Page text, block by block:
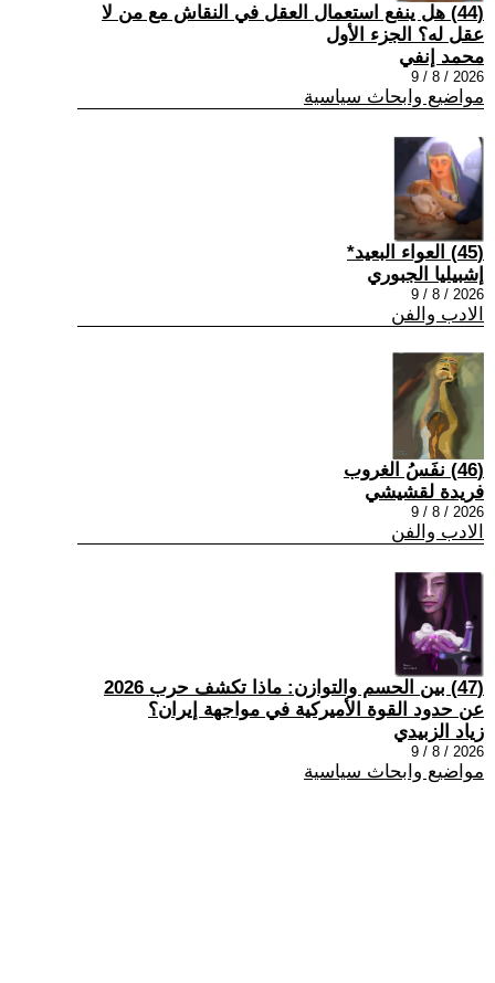
(44) هل ينفع استعمال العقل في النقاش مع من لا
عقل له؟ الجزء الأول
محمد إنفي
2026 / 8 / 9
مواضيع وابحاث سياسية
(45) العواء البعيد*
إشبيليا الجبوري
2026 / 8 / 9
الادب والفن
(46) نفَسُ الغروب
فريدة لقشيشي
2026 / 8 / 9
الادب والفن
(47) بين الحسم والتوازن: ماذا تكشف حرب 2026
عن حدود القوة الأميركية في مواجهة إيران؟
زياد الزبيدي
2026 / 8 / 9
مواضيع وابحاث سياسية